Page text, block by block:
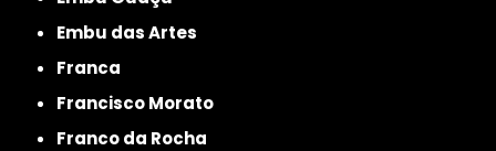
Embu das Artes
Franca
Francisco Morato
Franco da Rocha